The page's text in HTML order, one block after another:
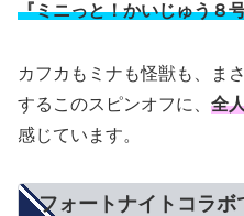
『ミニっと！かいじゅう８
カフカもミナも怪獣も、ま
するこのスピンオフに、 全
感じています。
フォートナイトコラ